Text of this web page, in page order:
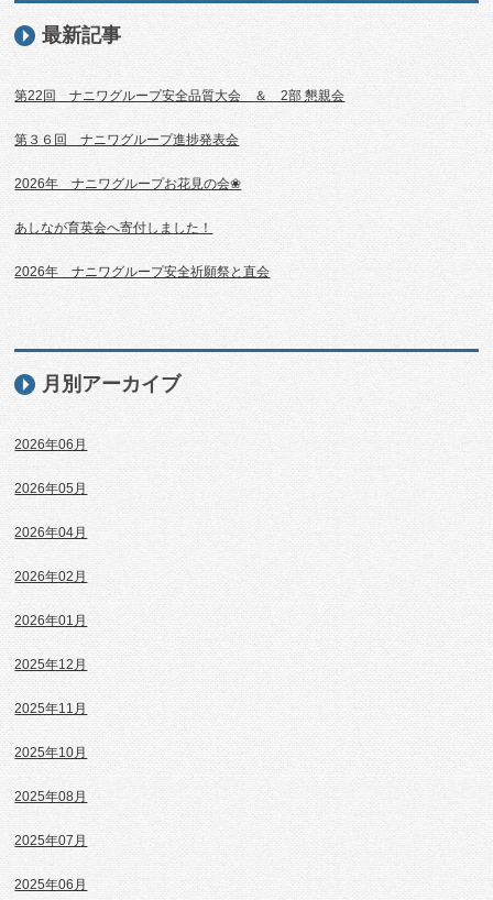
最新記事
第22回 ナニワグループ安全品質大会 ＆ 2部 懇親会
第３６回 ナニワグループ進捗発表会
2026年 ナニワグループお花見の会❀
あしなが育英会へ寄付しました！
2026年 ナニワグループ安全祈願祭と直会
月別アーカイブ
2026年06月
2026年05月
2026年04月
2026年02月
2026年01月
2025年12月
2025年11月
2025年10月
2025年08月
2025年07月
2025年06月